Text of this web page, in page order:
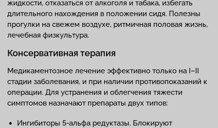
жидкости, отказаться от алкоголя и табака, избегать
длительного нахождения в положении сидя. Полезны
прогулки на свежем воздухе, ритмичная половая жизнь,
лечебная физкультура.
Консервативная терапия
Медикаментозное лечение эффективно только на I–II
стадии заболевания, и при наличии противопоказаний к
операции. Для устранения и облегчения тяжести
симптомов назначают препараты двух типов:
Ингибиторы 5-альфа редуктазы. Блокируют